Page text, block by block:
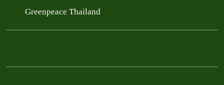
Greenpeace Thailand